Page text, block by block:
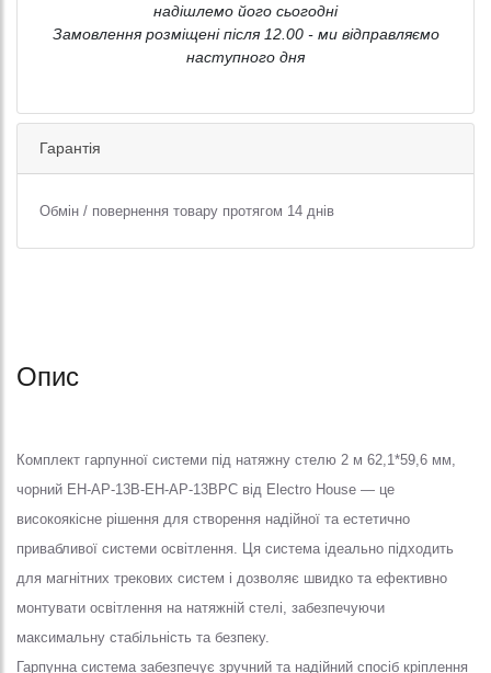
надішлемо його сьогодні
Замовлення розміщені після 12.00 - ми відправляємо
наступного дня
Гарантія
Обмін / повернення товару протягом 14 днів
Опис
Комплект гарпунної системи під натяжну стелю 2 м 62,1*59,6 мм,
чорний EH-AP-13B-EH-AP-13BPC від Electro House — це
високоякісне рішення для створення надійної та естетично
привабливої системи освітлення. Ця система ідеально підходить
для магнітних трекових систем і дозволяє швидко та ефективно
монтувати освітлення на натяжній стелі, забезпечуючи
максимальну стабільність та безпеку.
Гарпунна система забезпечує зручний та надійний спосіб кріплення